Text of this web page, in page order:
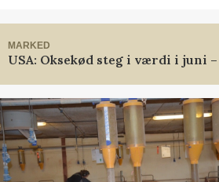
MARKED
USA: Oksekød steg i værdi i juni